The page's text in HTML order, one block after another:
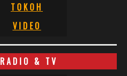
TOKOH
VIDEO
& TV